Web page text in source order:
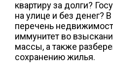
квартиру за долги?
на улице и без денег?
перечень
иммунитет во
массы, а также
сохранению жилья.